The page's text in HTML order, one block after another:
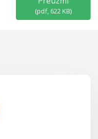
(pdf, 622 KB)